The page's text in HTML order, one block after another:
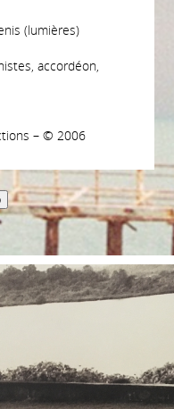
(lumières)
accordéon,
– © 2006